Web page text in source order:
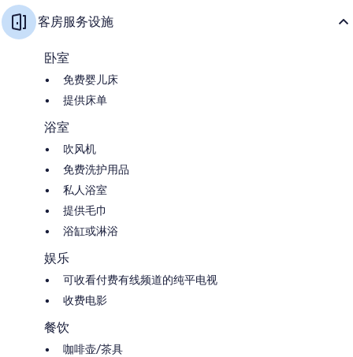
客房服务设施
卧室
免费婴儿床
提供床单
浴室
吹风机
免费洗护用品
私人浴室
提供毛巾
浴缸或淋浴
娱乐
可收看付费有线频道的纯平电视
收费电影
餐饮
咖啡壶/茶具